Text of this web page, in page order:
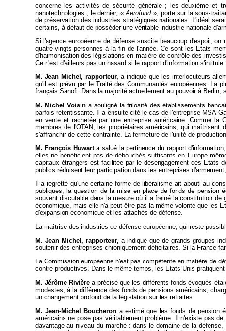
concerne les activités de sécurité générale ; les deuxième et
nanotechnologies ; le dernier, «Aerofund», porte sur la sous-
de préservation des industries stratégiques nationales. L'idéal
certains, à défaut de posséder une véritable industrie nationale
Si l'agence européenne de défense suscite beaucoup d'espoir,
quatre-vingts personnes à la fin de l'année. Ce sont les Etats
d'harmonisation des législations en matière de contrôle des
Ce n'est d'ailleurs pas un hasard si le rapport d'information s'intitule
M. Jean Michel, rapporteur, a indiqué que les interlocuteurs
qu'il est prévu par le Traité des Communautés européennes. La
français Sanofi. Dans la majorité actuellement au pouvoir à Berlin,
M. Michel Voisin a souligné la frilosité des établissements
parfois retentissante. Il a ensuite cité le cas de l'entreprise MSA
en vente et rachetée par une entreprise américaine. Comme la
membres de l'OTAN, les propriétaires américains, qui
s'affranchir de cette contrainte. La fermeture de l'unité de
M. François Huwarta salué la pertinence du rapport
elles ne bénéficient pas de débouchés suffisants en Europe
capitaux étrangers est facilitée par le désengagement des Etats
publics réduisent leur participation dans les entreprises
Il a regretté qu'une certaine forme de libéralisme ait abouti au
publiques, la question de la mise en place de fonds de pension
souvent discutable dans la mesure où il a freiné la constitution de
économique, mais elle n'a peut-être pas la même volonté que les
d'expansion économique et les attachés de défense.
La maîtrise des industries de défense européenne, qui reste
M. Jean Michel, rapporteur, a indiqué que de grands groupes
soutenir des entreprises chroniquement déficitaires. Si la France
La Commission européenne n'est pas compétente en matière de
contre-productives. Dans le même temps, les Etats-Unis
M. Jérôme Rivière a précisé que les différents fonds évoqués
modestes, à la différence des fonds de pensions américains,
un changement profond de la législation sur les retraites.
M. Jean-Michel Boucheron a estimé que les fonds de pension
américains ne pose pas véritablement problème. Il n'existe pas
davantage au niveau du marché : dans le domaine de la